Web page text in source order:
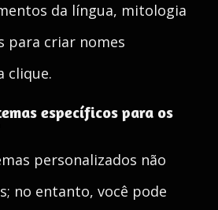
da língua, mitologia
para criar nomes
clique.
específicos para os
personalizados não
no entanto, você pode